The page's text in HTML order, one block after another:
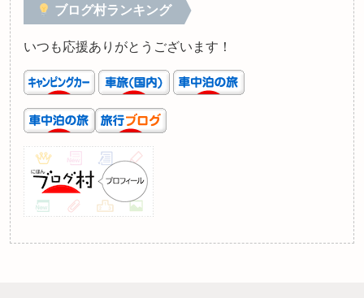
ブログ村ランキング
いつも応援ありがとうございます！